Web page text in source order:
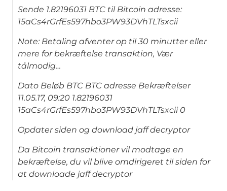
Sende 1.82196031 BTC til Bitcoin adresse:
15aCs4rGrfEs597hbo3PW93DVhTLTsxcii
Note: Betaling afventer op til 30 minutter eller
mere for bekræftelse transaktion, Vær
tålmodig…
Dato Beløb BTC BTC adresse Bekræftelser
11.05.17, 09:20 1.82196031
15aCs4rGrfEs597hbo3PW93DVhTLTsxcii 0
Opdater siden og download jaff decryptor
Da Bitcoin transaktioner vil modtage en
bekræftelse, du vil blive omdirigeret til siden for
at downloade jaff decryptor